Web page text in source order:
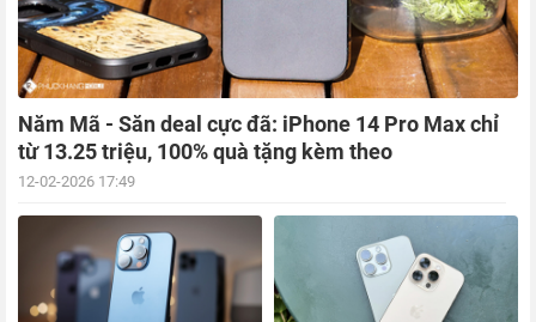
Năm Mã - Săn deal cực đã: iPhone 14 Pro Max chỉ
từ 13.25 triệu, 100% quà tặng kèm theo
12-02-2026 17:49